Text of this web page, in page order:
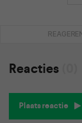
Reacties
Plaats reactie